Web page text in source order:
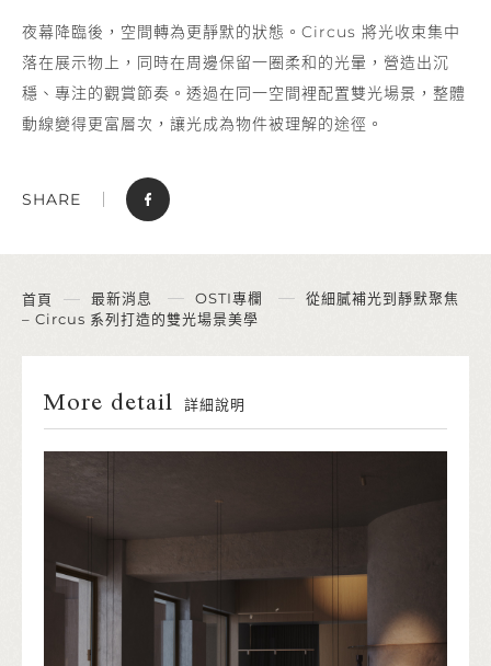
夜幕降臨後，空間轉為更靜默的狀態。Circus 將光收束集中
落在展示物上，同時在周邊保留一圈柔和的光暈，營造出沉
穩、專注的觀賞節奏。透過在同一空間裡配置雙光場景，整體
動線變得更富層次，讓光成為物件被理解的途徑。
SHARE
首頁 最新消息 OSTI專欄
從細膩補光到靜默聚焦
– Circus 系列打造的雙光場景美學
More detail 詳細說明